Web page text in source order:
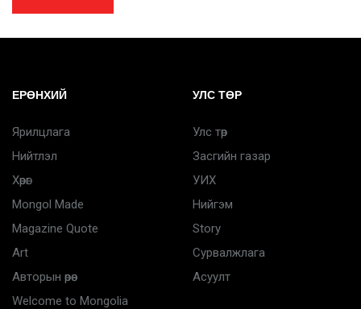
ЕРӨНХИЙ
Ярилцлага
Нийтлэл
Хөрөг
Mongol Made
Magazine Quote
Art
Авторын өрөө
Welcome to Mongolia
УЛС ТӨР
Улс төр
Засгийн газар
УИХ
Нийгэм
Story
Сурвалжлага
Асуулт